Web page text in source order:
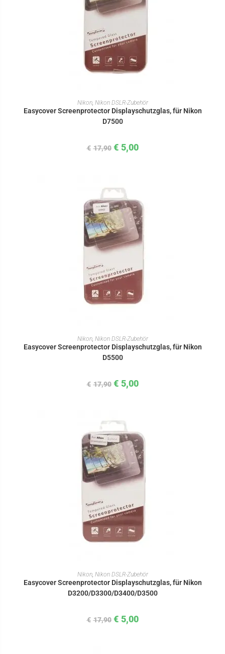
IN DEN WARENKORB
Nikon, Nikon DSLR-Zubehör
Easycover Screenprotector Displayschutzglas, für Nikon
D7500
€ 17,90 € 5,00
IN DEN WARENKORB
Nikon, Nikon DSLR-Zubehör
Easycover Screenprotector Displayschutzglas, für Nikon
D5500
€ 17,90 € 5,00
IN DEN WARENKORB
Nikon, Nikon DSLR-Zubehör
Easycover Screenprotector Displayschutzglas, für Nikon
D3200/D3300/D3400/D3500
€ 17,90 € 5,00